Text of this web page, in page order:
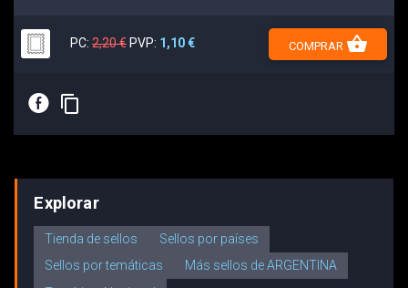
PC: 2,20 € PVP: 1,10 € COMPRAR shopping_basket
E content_copy
Explorar
Tienda de sellos
Sellos por países
Sellos por temáticas
Más sellos de ARGENTINA